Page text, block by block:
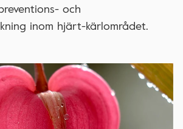
och
inom hjärt-kärlområdet.